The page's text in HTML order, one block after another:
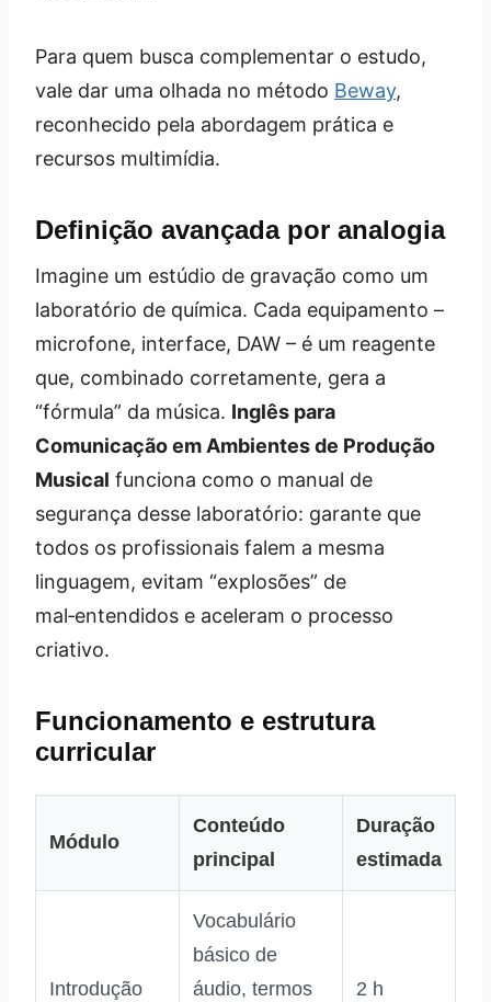
Para quem busca complementar o estudo,
vale dar uma olhada no método Beway,
reconhecido pela abordagem prática e
recursos multimídia.
Definição avançada por analogia
Imagine um estúdio de gravação como um
laboratório de química. Cada equipamento –
microfone, interface, DAW – é um reagente
que, combinado corretamente, gera a
“fórmula” da música. Inglês para
Comunicação em Ambientes de Produção
Musical funciona como o manual de
segurança desse laboratório: garante que
todos os profissionais falem a mesma
linguagem, evitam “explosões” de
mal‑entendidos e aceleram o processo
criativo.
Funcionamento e estrutura
curricular
Módulo
Conteúdo
principal
Duração
estimada
Introdução
Vocabulário
básico de
áudio, termos
2 h